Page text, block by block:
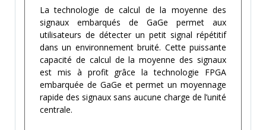
La technologie de calcul de la moyenne des
signaux embarqués de GaGe permet aux
utilisateurs de détecter un petit signal répétitif
dans un environnement bruité. Cette puissante
capacité de calcul de la moyenne des signaux
est mis à profit grâce la technologie FPGA
embarquée de GaGe et permet un moyennage
rapide des signaux sans aucune charge de l’unité
centrale.